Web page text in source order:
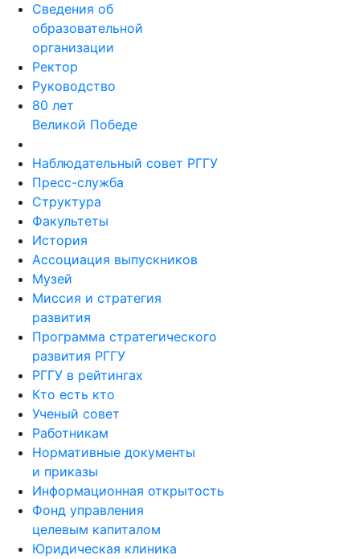
Сведения об
образовательной
организации
Ректор
Руководство
80 лет
Великой Победе
Наблюдательный совет РГГУ
Пресс-служба
Структура
Факультеты
История
Ассоциация выпускников
Музей
Миссия и стратегия
развития
Программа стратегического
развития РГГУ
РГГУ в рейтингах
Кто есть кто
Ученый совет
Работникам
Нормативные документы
и приказы
Информационная открытость
Фонд управления
целевым капиталом
Юридическая клиника